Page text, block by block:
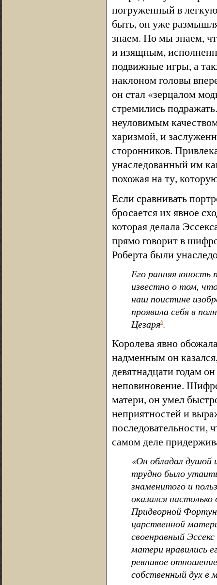
погруженный в
быть, он уже
знаем. Но мы знаем,
и изящным,
подвижные игры, а
наклоном головы
он стал «зерцалом
стремились
неуловимым
харизмой, и
сторонников.
унаследованный им
похожая на ту,
Если сравнивать
бросается их явное
которая делала
прямо говорит в
Роберта были
Его ранняя юность
известно о том,
наш поистине
проявила себя в
Цезаря8.
Королева явно
надменным он
девятнадцати годам
неповиновение.
матери, он умел
неприятностей и
последовательности,
самом деле
«Он обладал душой
трудно было
знаменитого и
оказался
Придворной
царственной
своенравный
матери нравились
ревнивое
собственный дух в